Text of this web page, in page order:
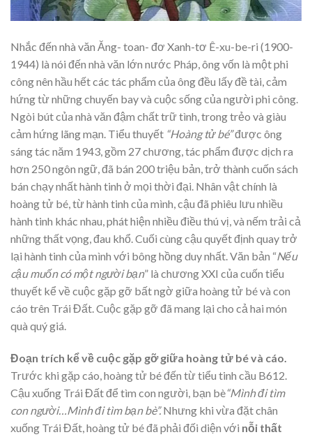
Nhắc đến nhà văn Ăng- toan- đơ Xanh-tơ Ê-xu-be-ri (1900-
1944) là nói đến nhà văn lớn nước Pháp, ông vốn là một phi
công nên hầu hết các tác phẩm của ông đều lấy đề tài, cảm
hứng từ những chuyến bay và cuộc sống của người phi công.
Ngòi bút của nhà văn đậm chất trữ tình, trong trẻo và giàu
cảm hứng lãng mạn. Tiểu thuyết “Hoàng tử bé”được ông
sáng tác năm 1943, gồm 27 chương, tác phẩm được dịch ra
hơn 250 ngôn ngữ, đã bán 200 triệu bản, trở thành cuốn sách
bán chạy nhất hành tinh ở mọi thời đại. Nhân vật chính là
hoàng tử bé, từ hành tinh của mình, cậu đã phiêu lưu nhiều
hành tinh khác nhau, phát hiện nhiều điều thú vị, và nếm trải cả
những thất vọng, đau khổ. Cuối cùng cậu quyết định quay trở
lại hành tinh của mình với bông hồng duy nhất. Văn bản “Nếu
cậu muốn có một người bạn” là chương XXI của cuốn tiểu
thuyết kể về cuộc gặp gỡ bất ngờ giữa hoàng tử bé và con
cáo trên Trái Đất. Cuộc gặp gỡ đã mang lại cho cả hai món
quà quý giá.
Đoạn trích kể về cuộc gặp gỡ giữa hoàng tử bé và cáo.
Trước khi gặp cáo, hoàng tử bé đến từ tiểu tinh cầu B612.
Cậu xuống Trái Đất để tìm con người, bạn bè“Mình đi tìm
con người…Mình đi tìm bạn bè”.Nhưng khi vừa đặt chân
xuống Trái Đất, hoàng tử bé đã phải đối diện với nỗi thất